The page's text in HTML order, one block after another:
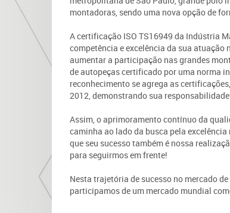
montadoras, sendo uma nova opção de
A certificação ISO TS16949 da Indústria
competência e excelência da sua atuação
aumentar a participação nas grandes
de autopeças certificado por uma norma
reconhecimento se agrega as
2012, demonstrando sua
Assim, o aprimoramento contínuo da
caminha ao lado da busca pela
que seu sucesso também é nossa
para seguirmos em frente!
Nesta trajetória de sucesso no mercado
participamos de um mercado mundial